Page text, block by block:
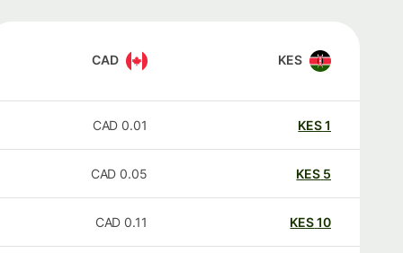
KES
CAD
KES
0.01
CAD
KES
0.05
CAD
KES
0.11
CAD